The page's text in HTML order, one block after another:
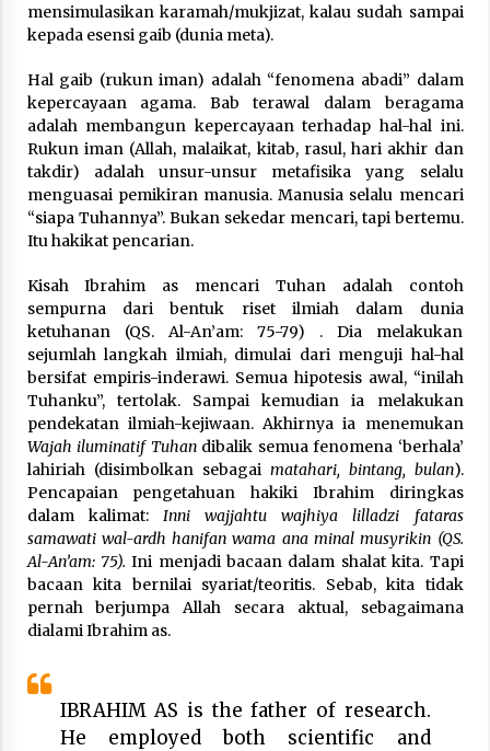
mensimulasikan karamah/mukjizat, kalau sudah sampai
kepada esensi gaib (dunia meta).
Hal gaib (rukun iman) adalah “fenomena abadi” dalam
kepercayaan agama. Bab terawal dalam beragama
adalah membangun kepercayaan terhadap hal-hal ini.
Rukun iman (Allah, malaikat, kitab, rasul, hari akhir dan
takdir) adalah unsur-unsur metafisika yang selalu
menguasai pemikiran manusia. Manusia selalu mencari
“siapa Tuhannya”. Bukan sekedar mencari, tapi bertemu.
Itu hakikat pencarian.
Kisah Ibrahim as mencari Tuhan adalah contoh
sempurna dari bentuk riset ilmiah dalam dunia
ketuhanan (QS. Al-An’am: 75-79) . Dia melakukan
sejumlah langkah ilmiah, dimulai dari menguji hal-hal
bersifat empiris-inderawi. Semua hipotesis awal, “inilah
Tuhanku”, tertolak. Sampai kemudian ia melakukan
pendekatan ilmiah-kejiwaan. Akhirnya ia menemukan
Wajah iluminatif Tuhandibalik semua fenomena ‘berhala’
lahiriah (disimbolkan sebagai matahari, bintang, bulan).
Pencapaian pengetahuan hakiki Ibrahim diringkas
dalam kalimat: Inni wajjahtu wajhiya lilladzi fataras
samawati wal-ardh hanifan wama ana minal musyrikin (QS.
Al-An’am: 75). Ini menjadi bacaan dalam shalat kita. Tapi
bacaan kita bernilai syariat/teoritis. Sebab, kita tidak
pernah berjumpa Allah secara aktual, sebagaimana
dialami Ibrahim as.
IBRAHIM AS is the father of research.
He employed both scientific and